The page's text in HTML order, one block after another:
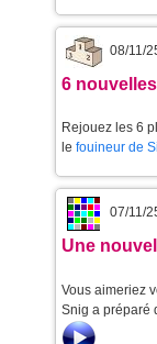
08/11/
6
Rejouez les 6
le fouineur de
07/11/
Une
Vous aimeriez
Snig a préparé